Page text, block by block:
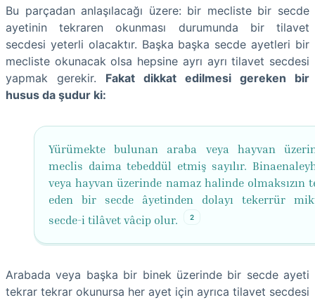
Bu parçadan anlaşılacağı üzere: bir mecliste bir secde
ayetinin tekraren okunması durumunda bir tilavet
secdesi yeterli olacaktır. Başka başka secde ayetleri bir
mecliste okunacak olsa hepsine ayrı ayrı tilavet secdesi
yapmak gerekir. Fakat dikkat edilmesi gereken bir
husus da şudur ki:
Yürümekte bulunan araba veya hayvan
meclis daima tebeddül etmiş sayılır.
veya hayvan üzerinde namaz halinde olmaksızın
eden bir secde âyetinden dolayı tekerrür
secde-i tilâvet vâcip olur.
2
Arabada veya başka bir binek üzerinde bir secde ayeti
tekrar tekrar okunursa her ayet için ayrıca tilavet secdesi